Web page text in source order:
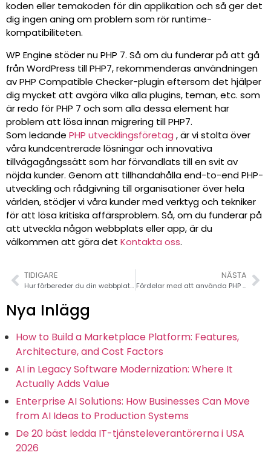
koden eller temakoden för din applikation och så ger det
dig ingen aning om problem som rör runtime-
kompatibiliteten.
WP Engine stöder nu PHP 7. Så om du funderar på att gå
från WordPress till PHP7, rekommenderas användningen
av PHP Compatible Checker-plugin eftersom det hjälper
dig mycket att avgöra vilka alla plugins, teman, etc. som
är redo för PHP 7 och som alla dessa element har
problem att lösa innan migrering till PHP7.
Som ledande PHP utvecklingsföretag , är vi stolta över
våra kundcentrerade lösningar och innovativa
tillvägagångssätt som har förvandlats till en svit av
nöjda kunder. Genom att tillhandahålla end-to-end PHP-
utveckling och rådgivning till organisationer över hela
världen, stödjer vi våra kunder med verktyg och tekniker
för att lösa kritiska affärsproblem. Så, om du funderar på
att utveckla någon webbplats eller app, är du
välkommen att göra det Kontakta oss.
TIDIGARE
Hur förbereder du din webbplats innan du uppgraderar till PHP 7?
NÄSTA
Fördelar med att använda PHP för din nästa webbplats
Nya Inlägg
How to Build a Marketplace Platform: Features,
Architecture, and Cost Factors
AI in Legacy Software Modernization: Where It
Actually Adds Value
Enterprise AI Solutions: How Businesses Can Move
from AI Ideas to Production Systems
De 20 bäst ledda IT-tjänsteleverantörerna i USA
2026